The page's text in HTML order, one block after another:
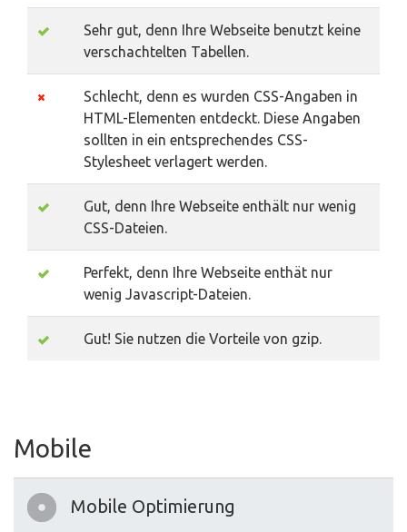
Sehr gut, denn Ihre Webseite benutzt keine
verschachtelten Tabellen.
Schlecht, denn es wurden CSS-Angaben in
HTML-Elementen entdeckt. Diese Angaben
sollten in ein entsprechendes CSS-
Stylesheet verlagert werden.
Gut, denn Ihre Webseite enthält nur wenig
CSS-Dateien.
Perfekt, denn Ihre Webseite enthät nur
wenig Javascript-Dateien.
Gut! Sie nutzen die Vorteile von gzip.
Mobile
Mobile Optimierung